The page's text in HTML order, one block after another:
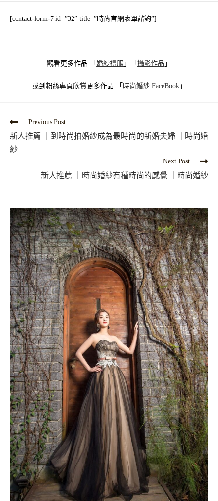
[contact-form-7 id=”32″ title=”時尚官網表單諮詢”]
觀看更多作品 「 婚紗禮服 」「 攝影作品 」
或到粉絲專頁欣賞更多作品 「 時尚婚紗 FaceBook 」
Previous Post
新人推薦 ｜到時尚拍婚紗成為最時尚的新婚夫婦 ｜時尚婚
紗
Next Post
新人推薦 ｜時尚婚紗有種時尚的感覺 ｜時尚婚紗